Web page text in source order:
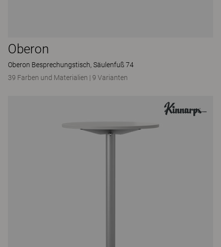
Oberon
Oberon Besprechungstisch, Säulenfuß 74
39 Farben und Materialien | 9 Varianten